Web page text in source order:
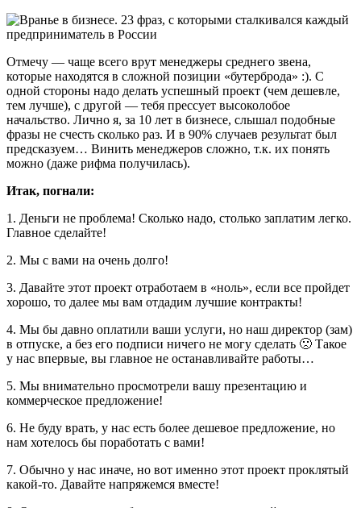
Отмечу — чаще всего врут менеджеры среднего звена,
которые находятся в сложной позиции «бутерброда» :). С
одной стороны надо делать успешный проект (чем дешевле,
тем лучше), с другой — тебя прессует высоколобое
начальство. Лично я, за 10 лет в бизнесе, слышал подобные
фразы не счесть сколько раз. И в 90% случаев результат был
предсказуем… Винить менеджеров сложно, т.к. их понять
можно (даже рифма получилась).
Итак, погнали:
1. Деньги не проблема! Сколько надо, столько заплатим легко.
Главное сделайте!
2. Мы с вами на очень долго!
3. Давайте этот проект отработаем в «ноль», если все пройдет
хорошо, то далее мы вам отдадим лучшие контракты!
4. Мы бы давно оплатили ваши услуги, но наш директор (зам)
в отпуске, а без его подписи ничего не могу сделать 🙁 Такое
у нас впервые, вы главное не останавливайте работы…
5. Мы внимательно просмотрели вашу презентацию и
коммерческое предложение!
6. Не буду врать, у нас есть более дешевое предложение, но
нам хотелось бы поработать с вами!
7. Обычно у нас иначе, но вот именно этот проект проклятый
какой-то. Давайте напряжемся вместе!